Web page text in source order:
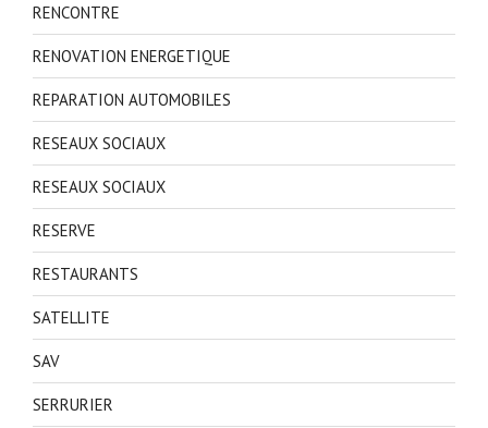
RENCONTRE
RENOVATION ENERGETIQUE
REPARATION AUTOMOBILES
RESEAUX SOCIAUX
RESEAUX SOCIAUX
RESERVE
RESTAURANTS
SATELLITE
SAV
SERRURIER